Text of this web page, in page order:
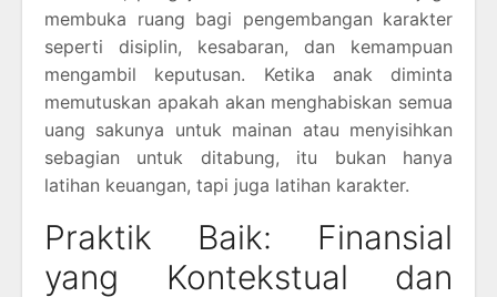
membuka ruang bagi pengembangan karakter
seperti disiplin, kesabaran, dan kemampuan
mengambil keputusan. Ketika anak diminta
memutuskan apakah akan menghabiskan semua
uang sakunya untuk mainan atau menyisihkan
sebagian untuk ditabung, itu bukan hanya
latihan keuangan, tapi juga latihan karakter.
Praktik Baik: Finansial
yang Kontekstual dan